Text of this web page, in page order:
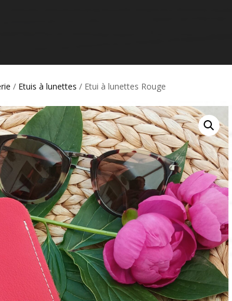
/ Etuis à lunettes / Etui à lunettes Rouge